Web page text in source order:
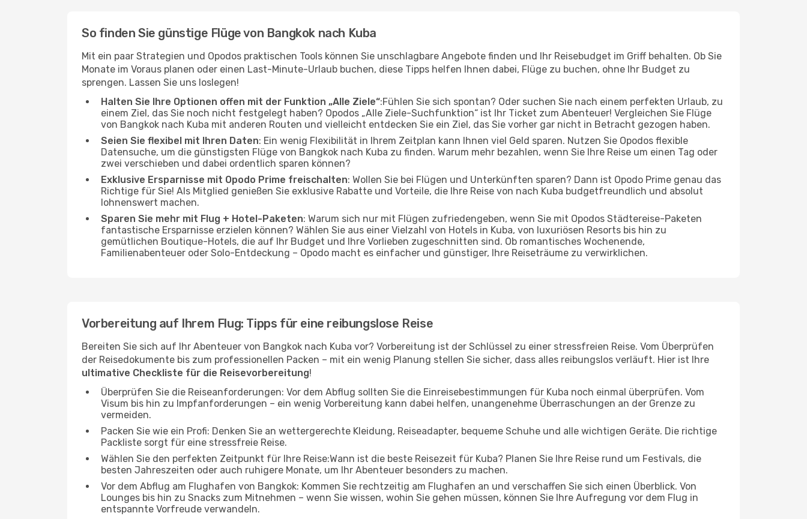
So finden Sie günstige Flüge von Bangkok nach Kuba
Mit ein paar Strategien und Opodos praktischen Tools können Sie unschlagbare Angebote finden und Ihr Reisebudget im Griff behalten. Ob Sie
Monate im Voraus planen oder einen Last-Minute-Urlaub buchen, diese Tipps helfen Ihnen dabei, Flüge zu buchen, ohne Ihr Budget zu
sprengen. Lassen Sie uns loslegen!
Halten Sie Ihre Optionen offen mit der Funktion „Alle Ziele“:Fühlen Sie sich spontan? Oder suchen Sie nach einem perfekten Urlaub, zu
einem Ziel, das Sie noch nicht festgelegt haben? Opodos „Alle Ziele-Suchfunktion“ ist Ihr Ticket zum Abenteuer! Vergleichen Sie Flüge
von Bangkok nach Kuba mit anderen Routen und vielleicht entdecken Sie ein Ziel, das Sie vorher gar nicht in Betracht gezogen haben.
Seien Sie flexibel mit Ihren Daten: Ein wenig Flexibilität in Ihrem Zeitplan kann Ihnen viel Geld sparen. Nutzen Sie Opodos flexible
Datensuche, um die günstigsten Flüge von Bangkok nach Kuba zu finden. Warum mehr bezahlen, wenn Sie Ihre Reise um einen Tag oder
zwei verschieben und dabei ordentlich sparen können?
Exklusive Ersparnisse mit Opodo Prime freischalten: Wollen Sie bei Flügen und Unterkünften sparen? Dann ist Opodo Prime genau das
Richtige für Sie! Als Mitglied genießen Sie exklusive Rabatte und Vorteile, die Ihre Reise von nach Kuba budgetfreundlich und absolut
lohnenswert machen.
Sparen Sie mehr mit Flug + Hotel-Paketen: Warum sich nur mit Flügen zufriedengeben, wenn Sie mit Opodos Städtereise-Paketen
fantastische Ersparnisse erzielen können? Wählen Sie aus einer Vielzahl von Hotels in Kuba, von luxuriösen Resorts bis hin zu
gemütlichen Boutique-Hotels, die auf Ihr Budget und Ihre Vorlieben zugeschnitten sind. Ob romantisches Wochenende,
Familienabenteuer oder Solo-Entdeckung – Opodo macht es einfacher und günstiger, Ihre Reiseträume zu verwirklichen.
Vorbereitung auf Ihrem Flug: Tipps für eine reibungslose Reise
Bereiten Sie sich auf Ihr Abenteuer von Bangkok nach Kuba vor? Vorbereitung ist der Schlüssel zu einer stressfreien Reise. Vom Überprüfen
der Reisedokumente bis zum professionellen Packen – mit ein wenig Planung stellen Sie sicher, dass alles reibungslos verläuft. Hier ist Ihre
ultimative Checkliste für die Reisevorbereitung!
Überprüfen Sie die Reiseanforderungen: Vor dem Abflug sollten Sie die Einreisebestimmungen für Kuba noch einmal überprüfen. Vom
Visum bis hin zu Impfanforderungen – ein wenig Vorbereitung kann dabei helfen, unangenehme Überraschungen an der Grenze zu
vermeiden.
Packen Sie wie ein Profi: Denken Sie an wettergerechte Kleidung, Reiseadapter, bequeme Schuhe und alle wichtigen Geräte. Die richtige
Packliste sorgt für eine stressfreie Reise.
Wählen Sie den perfekten Zeitpunkt für Ihre Reise:Wann ist die beste Reisezeit für Kuba? Planen Sie Ihre Reise rund um Festivals, die
besten Jahreszeiten oder auch ruhigere Monate, um Ihr Abenteuer besonders zu machen.
Vor dem Abflug am Flughafen von Bangkok: Kommen Sie rechtzeitig am Flughafen an und verschaffen Sie sich einen Überblick. Von
Lounges bis hin zu Snacks zum Mitnehmen – wenn Sie wissen, wohin Sie gehen müssen, können Sie Ihre Aufregung vor dem Flug in
entspannte Vorfreude verwandeln.